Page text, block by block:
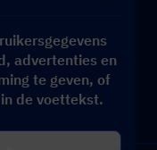
advertenties en
te geven, of
de voettekst.